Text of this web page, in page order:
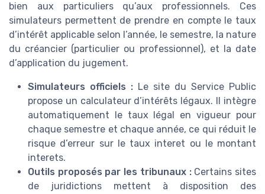
bien aux particuliers qu’aux professionnels. Ces
simulateurs permettent de prendre en compte le taux
d’intérêt applicable selon l’année, le semestre, la nature
du créancier (particulier ou professionnel), et la date
d’application du jugement.
Simulateurs officiels : Le site du Service Public
propose un calculateur d’intérêts légaux. Il intègre
automatiquement le taux légal en vigueur pour
chaque semestre et chaque année, ce qui réduit le
risque d’erreur sur le taux interet ou le montant
interets.
Outils proposés par les tribunaux :Certains sites
de juridictions mettent à disposition des